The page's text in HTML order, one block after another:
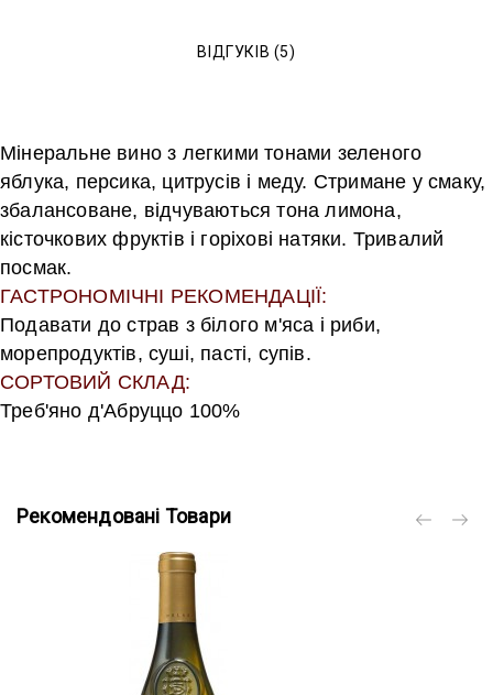
ВІДГУКІВ (5)
Мінеральне вино з легкими тонами зеленого
яблука, персика, цитрусів і меду. Стримане у смаку,
збалансоване, відчуваються тона лимона,
кісточкових фруктів і горіхові натяки. Тривалий
посмак.
ГАСТРОНОМІЧНІ РЕКОМЕНДАЦІЇ:
Подавати до страв з білого м'яса і риби,
морепродуктів, суші, пасті, супів.
СОРТОВИЙ СКЛАД:
Треб'яно д'Абруццо 100%
Рекомендовані Товари